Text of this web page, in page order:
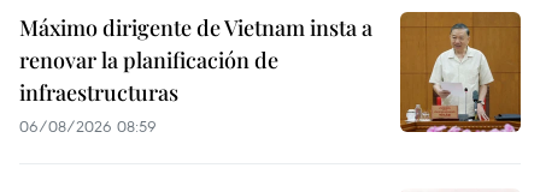
Máximo dirigente de Vietnam insta a
renovar la planificación de
infraestructuras
06/08/2026 08:59